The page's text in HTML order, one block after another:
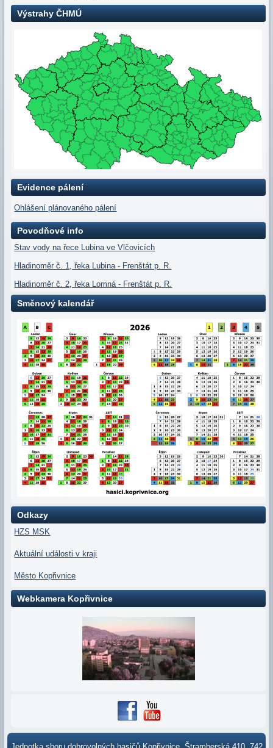
Výstrahy ČHMÚ
Evidence pálení
Ohlášení plánovaného pálení
Povodňové info
Stav vody na řece Lubina ve Vlčovicích
Hladinoměr č. 1, řeka Lubina - Frenštát p. R.
Hladinoměr č. 2, řeka Lomná - Frenštát p. R.
Směnový kalendář
Odkazy
HZS MSK
Aktuální události v kraji
Město Kopřivnice
Webkamera Kopřivnice